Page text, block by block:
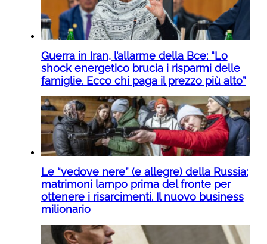
Guerra in Iran, l’allarme della Bce: “Lo
shock energetico brucia i risparmi delle
famiglie. Ecco chi paga il prezzo più alto”
Le “vedove nere” (e allegre) della Russia:
matrimoni lampo prima del fronte per
ottenere i risarcimenti. Il nuovo business
milionario